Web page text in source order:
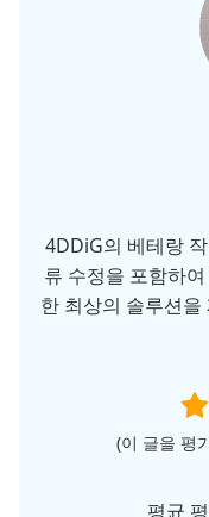
4DDiG의 베테랑
류 수정을 포함하
한 최상의 솔루션
(이 글을 평
평균